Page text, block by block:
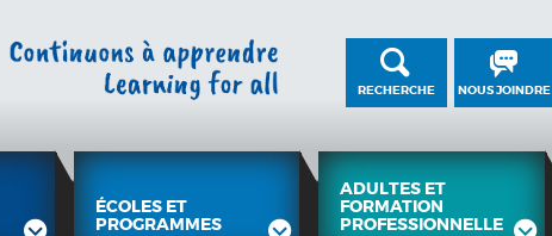
RECHERCHE NOUS JOINDRE
ÉCOLES ET
PROGRAMMES
ADULTES ET
FORMATION
PROFESSIONNELLE